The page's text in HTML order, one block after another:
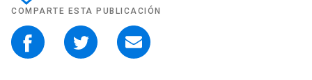
COMPARTE ESTA PUBLICACIÓN